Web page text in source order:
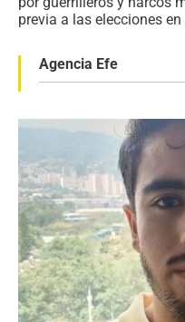
previa a las elecciones
Agencia Efe